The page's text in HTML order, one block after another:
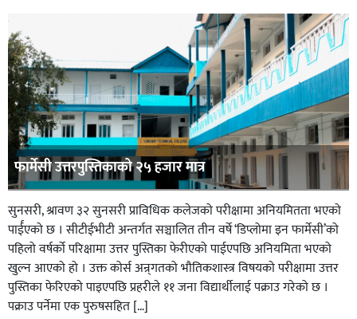
फार्मेसी उत्तरपुस्तिकाको २५ हजार मात्र
सुनसरी, श्रावण ३२ सुनसरी प्राविधिक कलेजको परीक्षामा अनियमितता भएको
पार्ईएको छ । सीटीईभीटी अन्तर्गत सञ्चालित तीन वर्षे ‘डिप्लोमा इन फार्मेसी’को
पहिलो वर्षर्को परिक्षामा उत्तर पुस्तिका फेरीएको पाईएपछि अनियमिता भएको
खुल्न आएको हो । उक्त कोर्स अन्र्गतको भौतिकशास्त्र विषयको परीक्षामा उत्तर
पुस्तिका फेरिएको पाइएपछि प्रहरीले ११ जना विद्यार्थीलाई पक्राउ गरेको छ ।
पक्राउ पर्नेमा एक पुरुषसहित […]